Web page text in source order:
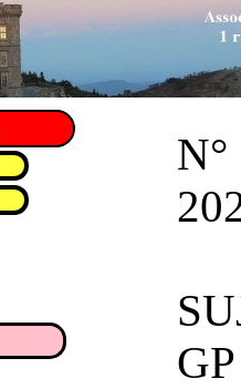
GP